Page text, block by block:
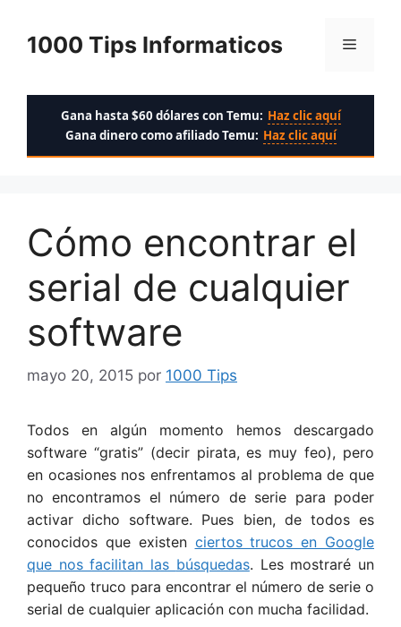
contenido
1000 Tips Informaticos Menú
Gana hasta $60 dólares con Temu: Haz clic aquí
Gana dinero como afiliado Temu: Haz clic aquí
Cómo encontrar el
serial de cualquier
software
mayo 20, 2015 por 1000 Tips
Todos en algún momento hemos descargado
software “gratis” (decir pirata, es muy feo), pero
en ocasiones nos enfrentamos al problema de que
no encontramos el número de serie para poder
activar dicho software. Pues bien, de todos es
conocidos que existen ciertos trucos en Google
que nos facilitan las búsquedas. Les mostraré un
pequeño truco para encontrar el número de serie o
serial de cualquier aplicación con mucha facilidad.